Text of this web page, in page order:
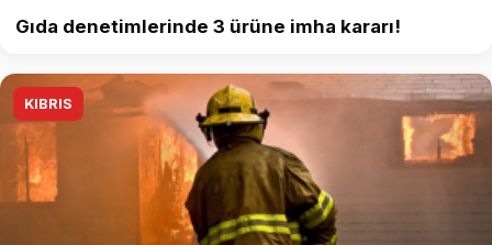
Gıda denetimlerinde 3 ürüne imha kararı!
KIBRIS